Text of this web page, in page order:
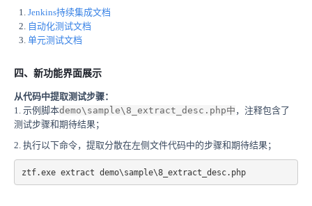
Jenkins持续集成文档
自动化测试文档
单元测试文档
四、新功能界面展示
从代码中提取测试步骤：
1. 示例 脚本demo\sample\8_extract_desc.php中 ，注释包含了
测试步骤和期待结果；
2. 执行以下命令， 提取分散在左侧文件代码中的步骤和期待结果；
ztf.exe extract demo\sample\8_extract_desc.php